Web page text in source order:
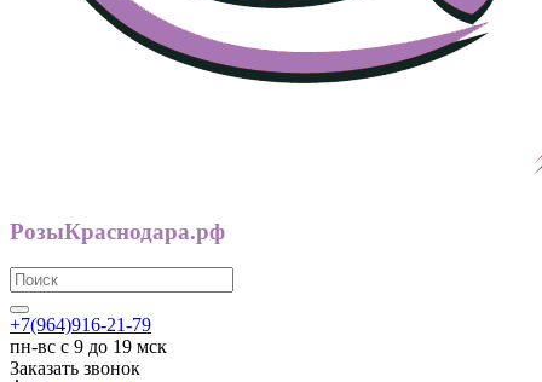
РозыКраснодара.рф
+7(964)916-21-79
пн-вс с 9 до 19 мск
Заказать звонок